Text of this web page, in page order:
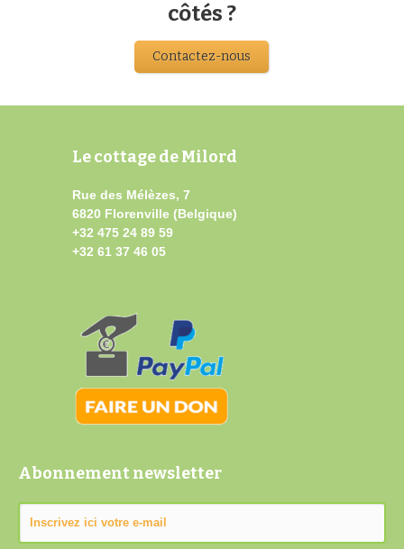
côtés ?
Contactez-nous
Le cottage de Milord
Rue des Mélèzes, 7
6820 Florenville (Belgique)
+32 475 24 89 59
+32 61 37 46 05
Abonnement newsletter